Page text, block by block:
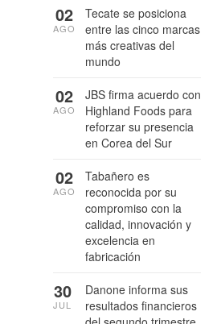
Tecate se posiciona
entre las cinco marcas
más creativas del
mundo
02
AGO
JBS firma acuerdo con
Highland Foods para
reforzar su presencia
en Corea del Sur
02
AGO
Tabañero es
reconocida por su
compromiso con la
calidad, innovación y
excelencia en
fabricación
02
AGO
Danone informa sus
resultados financieros
30
JUL